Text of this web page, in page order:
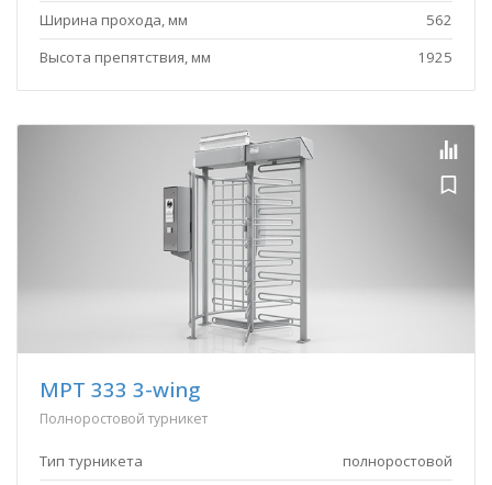
Ширина прохода, мм
562
Высота препятствия, мм
1925
MPT 333 3-wing
Полноростовой турникет
Тип турникета
полноростовой